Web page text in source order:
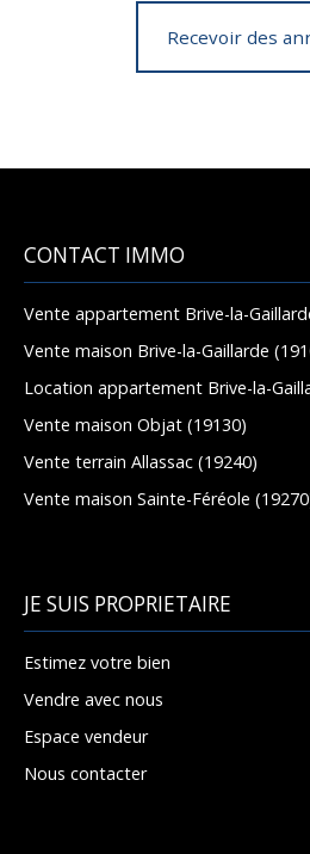
Recevoir des
CONTACT IMMO
Vente appartement Brive-la-
Vente maison Brive-la-Gaillarde
Location appartement Brive-la-
Vente maison Objat (19130)
Vente terrain Allassac (19240)
Vente maison Sainte-Féréole
JE SUIS PROPRIETAIRE
Estimez votre bien
Vendre avec nous
Espace vendeur
Nous contacter